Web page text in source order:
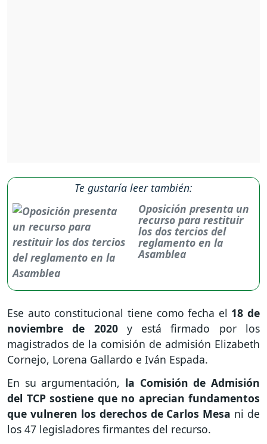
Te gustaría leer también:
Oposición presenta un
recurso para restituir
los dos tercios del
reglamento en la
Asamblea
Ese auto constitucional tiene como fecha el 18 de
noviembre de 2020y está firmado por los
magistrados de la comisión de admisión Elizabeth
Cornejo, Lorena Gallardo e Iván Espada.
En su argumentación, la Comisión de Admisión
del TCP sostiene que no aprecian fundamentos
que vulneren los derechos de Carlos Mesa ni de
los 47 legisladores firmantes del recurso.